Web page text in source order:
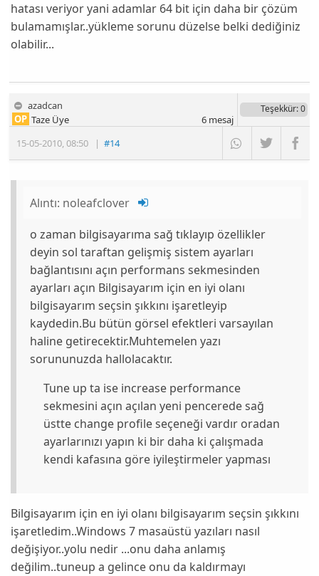
hatası veriyor yani adamlar 64 bit için daha bir çözüm
bulamamışlar..yükleme sorunu düzelse belki dediğiniz
olabilir...
azadcan
15-05-2010,08:50 |#14
OP Taze Üye
Teşekkür: 0
6mesaj
Alıntı: noleafclover
o zaman bilgisayarıma sağ tıklayıp özellikler
deyin sol taraftan gelişmiş sistem ayarları
bağlantısını açın performans sekmesinden
ayarları açın Bilgisayarım için en iyi olanı
bilgisayarım seçsin şıkkını işaretleyip
kaydedin.Bu bütün görsel efektleri varsayılan
haline getirecektir.Muhtemelen yazı
sorununuzda hallolacaktır.
Tune up ta ise increase performance
sekmesini açın açılan yeni pencerede sağ
üstte change profile seçeneği vardır oradan
ayarlarınızı yapın ki bir daha ki çalışmada
kendi kafasına göre iyileştirmeler yapması
Bilgisayarım için en iyi olanı bilgisayarım seçsin şıkkını
işaretledim..Windows 7 masaüstü yazıları nasıl
değişiyor..yolu nedir ...onu daha anlamış
değilim..tuneup a gelince onu da kaldırmayı